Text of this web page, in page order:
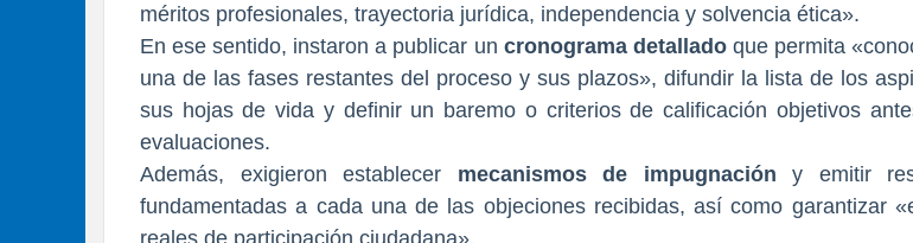
méritos profesionales, trayectoria jurídica, independencia y solvencia ética».
En ese sentido, instaron a publicar un cronograma detallado que permita
una de las fases restantes del proceso y sus plazos», difundir la lista de los
sus hojas de vida y definir un baremo o criterios de calificación objetivos
evaluaciones.
Además, exigieron establecer
mecanismos de impugnación
y emitir
fundamentadas a cada una de las objeciones recibidas, así como garantizar
reales de participación ciudadana».